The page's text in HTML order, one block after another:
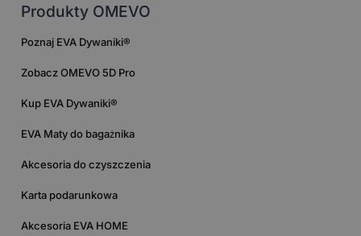
Produkty OMEVO
Poznaj EVA Dywaniki®
Zobacz OMEVO 5D Pro
Kup EVA Dywaniki®
EVA Maty do bagażnika
Akcesoria do czyszczenia
Karta podarunkowa
Akcesoria EVA HOME